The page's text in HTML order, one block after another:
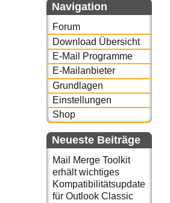
Navigation
Forum
Download Übersicht
E-Mail Programme
E-Mailanbieter
Grundlagen
Einstellungen
Shop
Neueste Beiträge
Mail Merge Toolkit
erhält wichtiges
Kompatibilitätsupdate
für Outlook Classic
oder auch